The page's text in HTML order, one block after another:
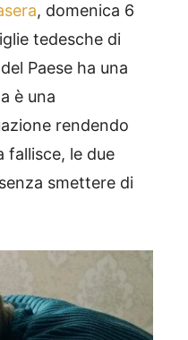
, domenica 6
tedesche di
Paese ha una
è una
rendendo
fallisce, le due
smettere di